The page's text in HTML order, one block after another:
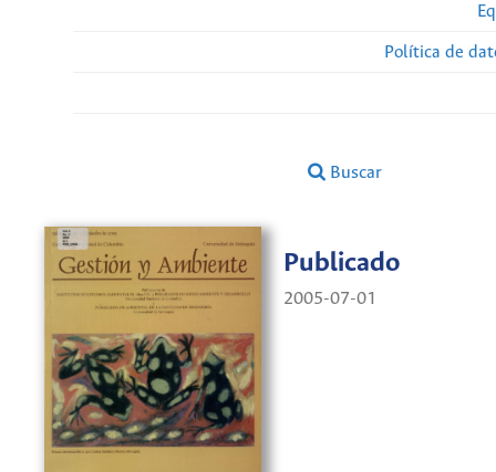
Política de
Buscar
Publicado
2005-07-01